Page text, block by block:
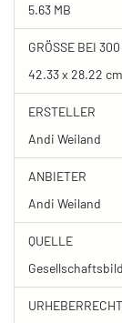
5.63 MB
GRÖSSE BEI 300
42.33 x 28.22 cm
ERSTELLER
Andi Weiland
ANBIETER
Andi Weiland
QUELLE